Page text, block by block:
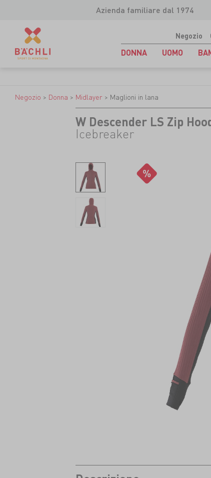
Azienda familiare dal 1974
Negozio
DONNA UOMO
Negozio > Donna > Midlayer > Maglioni in lana
W Descender LS Zip
Icebreaker